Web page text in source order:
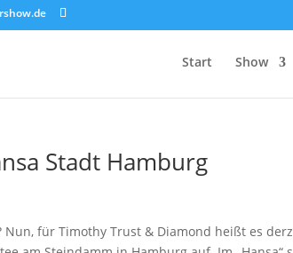
Start Show
Stadt Hamburg
Nun, für Timothy Trust & Diamond heißt es